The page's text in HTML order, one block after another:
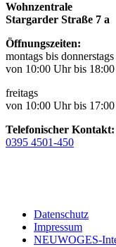
Wohnzentrale
Stargarder Straße 7 a
Öffnungszeiten:
montags bis donnerstags
von 10:00 Uhr bis
freitags
von 10:00 Uhr bis
Telefonischer Kontakt:
0395 4501-450
Datenschutz
Impressum
NEUWOGES-